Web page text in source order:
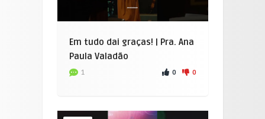
Em tudo dai graças! | Pra. Ana
Paula Valadão
1 0 0